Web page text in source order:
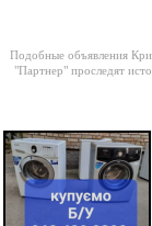
Подобные объявления
"Партнер" проследят